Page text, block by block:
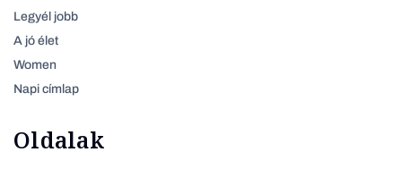
Legyél jobb
A jó élet
Women
Napi címlap
Oldalak